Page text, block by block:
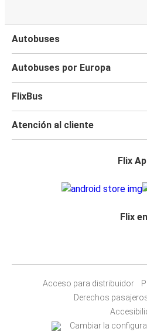
Autobuses
Autobuses por Europa
FlixBus
Atención al cliente
Flix
Flix
Acceso para distribuidor
Derechos
Cambiar la